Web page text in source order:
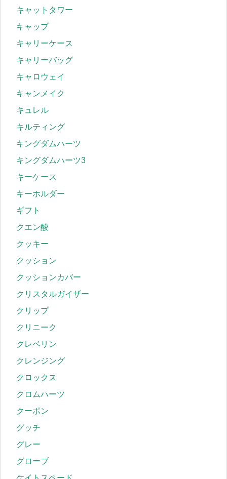
キャットタワー
キャップ
キャリーケース
キャリーバッグ
キャロウェイ
キャンメイク
キュレル
キルティング
キングダムハーツ
キングダムハーツ3
キーケース
キーホルダー
ギフト
クエン酸
クッキー
クッション
クッションカバー
クリスタルガイザー
クリップ
クリニーク
クレベリン
クレンジング
クロックス
クロムハーツ
クーポン
グッチ
グレー
グローブ